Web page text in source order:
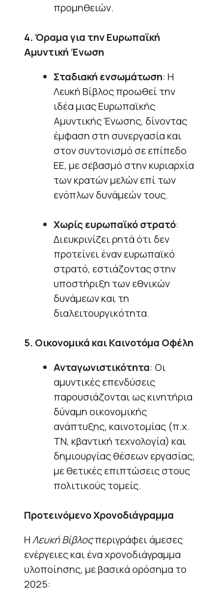
προμηθειών.
4. Όραμα για την Ευρωπαϊκή
Αμυντική Ένωση
Σταδιακή ενσωμάτωση: Η
Λευκή Βίβλος προωθεί την
ιδέα μιας Ευρωπαϊκής
Αμυντικής Ένωσης, δίνοντας
έμφαση στη συνεργασία και
στον συντονισμό σε επίπεδο
ΕΕ, με σεβασμό στην κυριαρχία
των κρατών μελών επί των
ενόπλων δυνάμεών τους.
Χωρίς ευρωπαϊκό στρατό:
Διευκρινίζει ρητά ότι δεν
προτείνει έναν ευρωπαϊκό
στρατό, εστιάζοντας στην
υποστήριξη των εθνικών
δυνάμεων και τη
διαλειτουργικότητα.
5. Οικονομικά και Καινοτόμα Οφέλη
Ανταγωνιστικότητα: Οι
αμυντικές επενδύσεις
παρουσιάζονται ως κινητήρια
δύναμη οικονομικής
ανάπτυξης, καινοτομίας (π.χ.
ΤΝ, κβαντική τεχνολογία) και
δημιουργίας θέσεων εργασίας,
με θετικές επιπτώσεις στους
πολιτικούς τομείς.
Προτεινόμενο Χρονοδιάγραμμα
ΗΛευκή Βίβλοςπεριγράφει άμεσες
ενέργειες και ένα χρονοδιάγραμμα
υλοποίησης, με βασικά ορόσημα το
2025: